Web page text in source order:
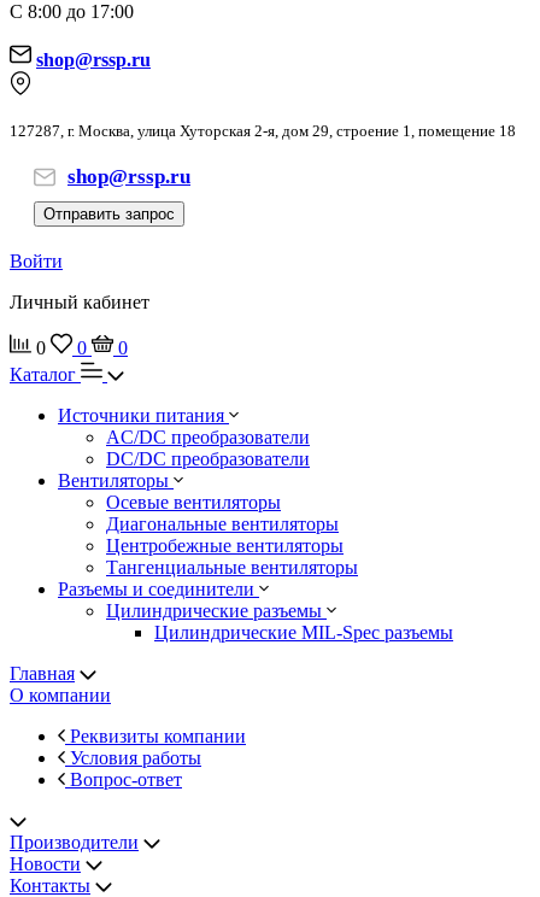
С 8:00 до 17:00
shop@rssp.ru
127287, г. Москва, улица Хуторская 2-я, дом 29, строение 1, помещение 18
shop@rssp.ru
Отправить запрос
Войти
Личный кабинет
0 0
0
Каталог
Источники питания
AC/DC преобразователи
DC/DC преобразователи
Вентиляторы
Осевые вентиляторы
Диагональные вентиляторы
Центробежные вентиляторы
Тангенциальные вентиляторы
Разъемы и соединители
Цилиндрические разъемы
Цилиндрические MIL-Spec разъемы
Главная
О компании
Реквизиты компании
Условия работы
Вопрос-ответ
Производители
Новости
Контакты